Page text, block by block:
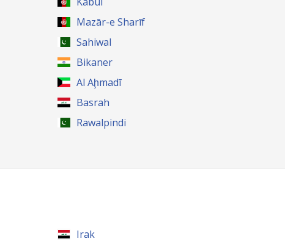
Mazār-e Sharīf
Sahiwal
Bikaner
Al Aḩmadī
Basrah
Rawalpindi
Irak